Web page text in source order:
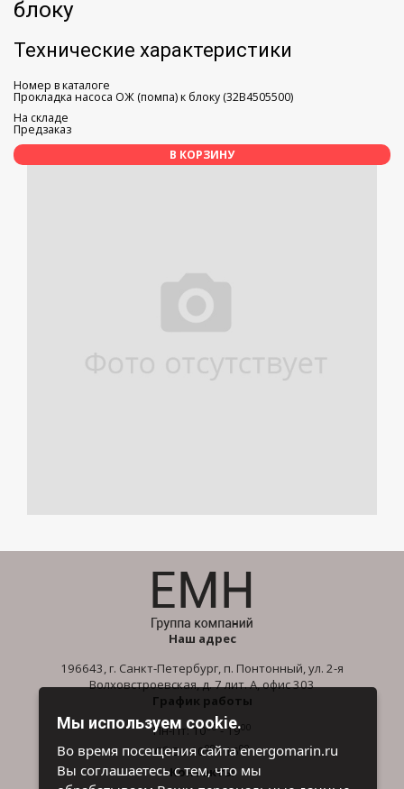
блоку
Технические характеристики
Номер в каталоге
Прокладка насоса ОЖ (помпа) к блоку (32B4505500)
На складе
Предзаказ
В КОРЗИНУ
Наш адрес
196643, г. Санкт-Петербург, п. Понтонный, ул. 2-я
Волховстроевская, д. 7 лит. А, офис 303
График работы
Пн-Пт: 1000- 1900
Сб-Вс: 1000- 1600
Контакты
Мы используем cookie.
Во время посещения сайта energomarin.ru
Вы соглашаетесь с тем, что мы